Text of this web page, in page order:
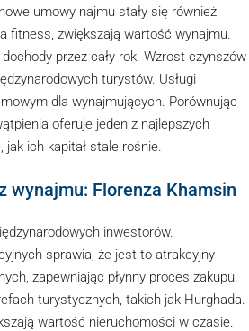
umowy najmu stały się również
fitness, zwiększają wartość wynajmu.
przez cały rok. Wzrost czynszów
turystów. Usługi
dla wynajmujących. Porównując
oferuje jeden z najlepszych
ich kapitał stale rośnie.
wynajmu: Florenza Khamsin
inwestorów.
sprawia, że jest to atrakcyjny
zapewniając płynny proces zakupu.
turystycznych, takich jak Hurghada.
wartość nieruchomości w czasie.